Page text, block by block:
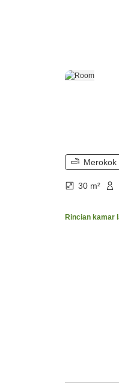
Merokok
30 m²
Rincian kamar